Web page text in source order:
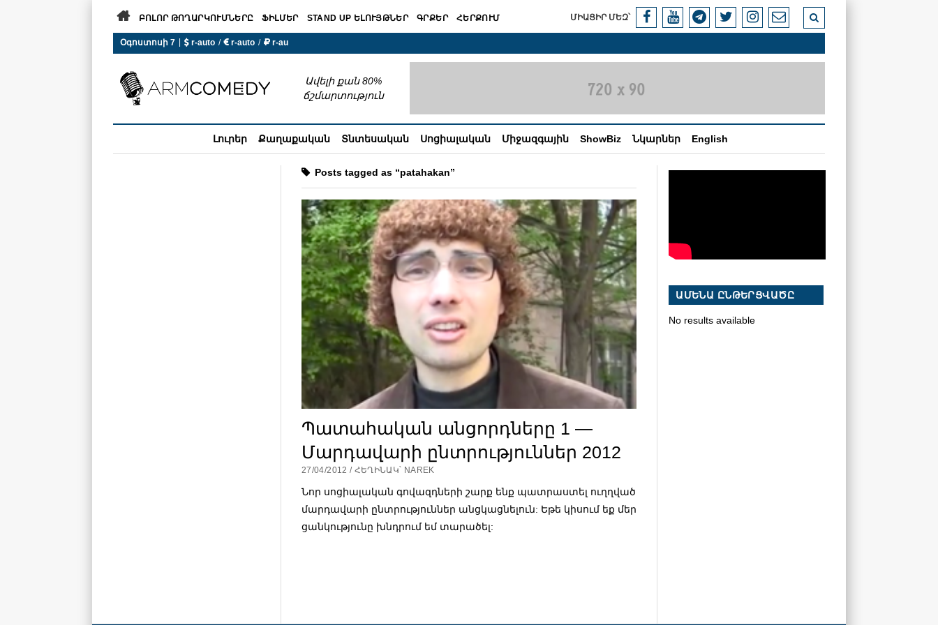
 ԲՈԼՈՐ ԹՈՂԱՐԿՈՒՄՆԵՐԸ ՖԻԼՄԵՐ STAND UP ԵԼՈՒՅԹՆԵՐ ԳՐՔԵՐ ՀԵՐՔՈՒՄ ՄԻԱՑԻՐ ՄԵԶ՝
Օգոստոսի 7 |  r-auto /  r-auto /  r-au
Ավելի քան 80%
ճշմարտություն
Լուրեր Քաղաքական Տնտեսական Սոցիալական Միջազգային ShowBiz Նկարներ English
Posts tagged as “patahakan”
Պատահական անցորդները 1 —
Մարդավարի ընտրություններ 2012
27/04/2012 / ՀԵՂԻՆԱԿ՝ NAREK
Նոր սոցիալական գովազդների շարք ենք պատրաստել ուղղված
մարդավարի ընտրություններ անցկացնելուն: Եթե կիսում եք մեր
ցանկությունը խնդրում եմ տարածել:
ԱՄԵՆԱ ԸՆԹԵՐՑՎԱԾԸ
No results available